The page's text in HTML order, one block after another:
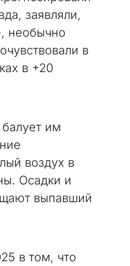
заявляли,
необычно
в
в +20
им
воздух в
Осадки и
выпавший
в том, что